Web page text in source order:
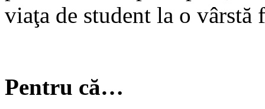
viaţa de student la o vârstă
Pentru că…